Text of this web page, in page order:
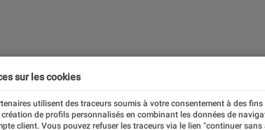
sur les cookies
utilisent des traceurs soumis à votre consentement à des
de profils personnalisés en combinant les données de
client. Vous pouvez refuser les traceurs via le lien "continuer sans